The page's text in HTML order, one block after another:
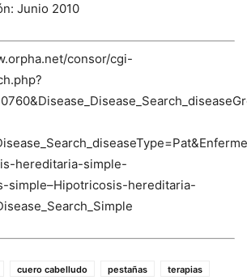
Junio 2010
consor/cgi-
hereditaria-simple-
simple–Hipotricosis-hereditaria-
cuero cabelludo pestañas
terapias